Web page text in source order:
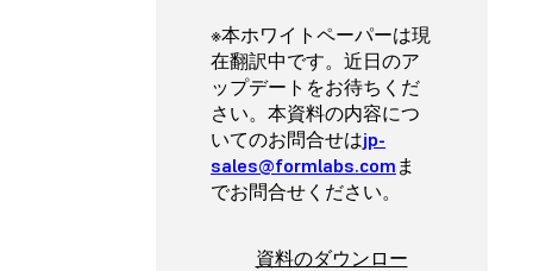
※本ホワイトペーパーは現
在翻訳中です。近日のア
ップデートをお待ちくだ
さい。本資料の内容につ
いてのお問合せはjp-
sales@formlabs.com ま
でお問合せください。
資料のダウンロー